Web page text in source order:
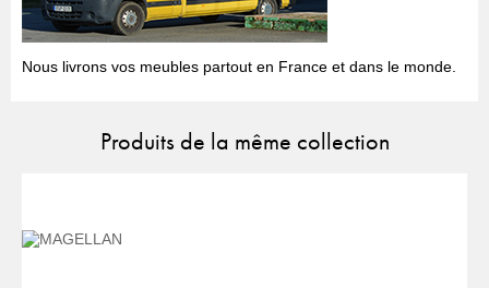
Nous livrons vos meubles partout en France et dans le monde.
Produits de la même collection